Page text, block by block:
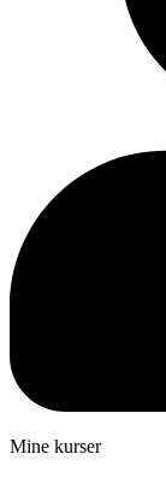
Mine kurser